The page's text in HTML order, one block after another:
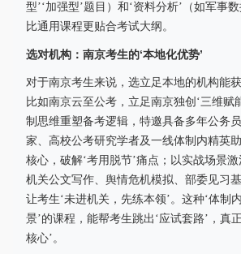
型’‘加强型’题目）和‘资料分析’（如军事
比通用课程更贴合考试大纲。
选对机构：南京考生的‘本地化优势’
对于南京考生来说，选立足本地的机构能
比如南京云至公考，立足南京独创‘三维赋
制思维重塑备考逻辑，特邀具备多年公务
家、高校公考研究学者及一线体制内精英
核心，破解‘考用脱节’痛点；以实战场景
机关公文写作、舆情危机模拟、部委见习
让考生‘未进机关，先练本领’。这种‘体制
景’的课程，能帮考生跳出‘应试套路’，真
核心’。